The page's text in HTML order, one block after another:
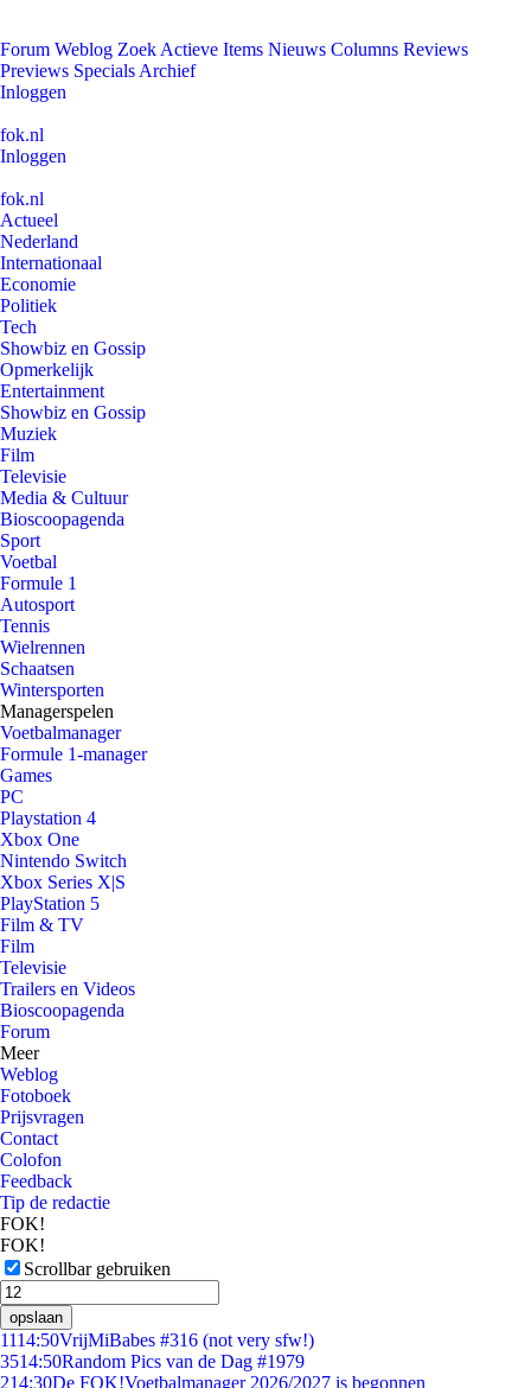
Forum Weblog Zoek Actieve Items Nieuws Columns Reviews
Previews Specials Archief
Inloggen
fok.nl
Inloggen
fok.nl
Actueel
Nederland
Internationaal
Economie
Politiek
Tech
Showbiz en Gossip
Opmerkelijk
Entertainment
Showbiz en Gossip
Muziek
Film
Televisie
Media & Cultuur
Bioscoopagenda
Sport
Voetbal
Formule 1
Autosport
Tennis
Wielrennen
Schaatsen
Wintersporten
Managerspelen
Voetbalmanager
Formule 1-manager
Games
PC
Playstation 4
Xbox One
Nintendo Switch
Xbox Series X|S
PlayStation 5
Film & TV
Film
Televisie
Trailers en Videos
Bioscoopagenda
Forum
Meer
Weblog
Fotoboek
Prijsvragen
Contact
Colofon
Feedback
Tip de redactie
FOK!
FOK!
Scrollbar gebruiken
opslaan
1114:50VrijMiBabes #316 (not very sfw!)
3514:50Random Pics van de Dag #1979
214:30De FOK!Voetbalmanager 2026/2027 is begonnen